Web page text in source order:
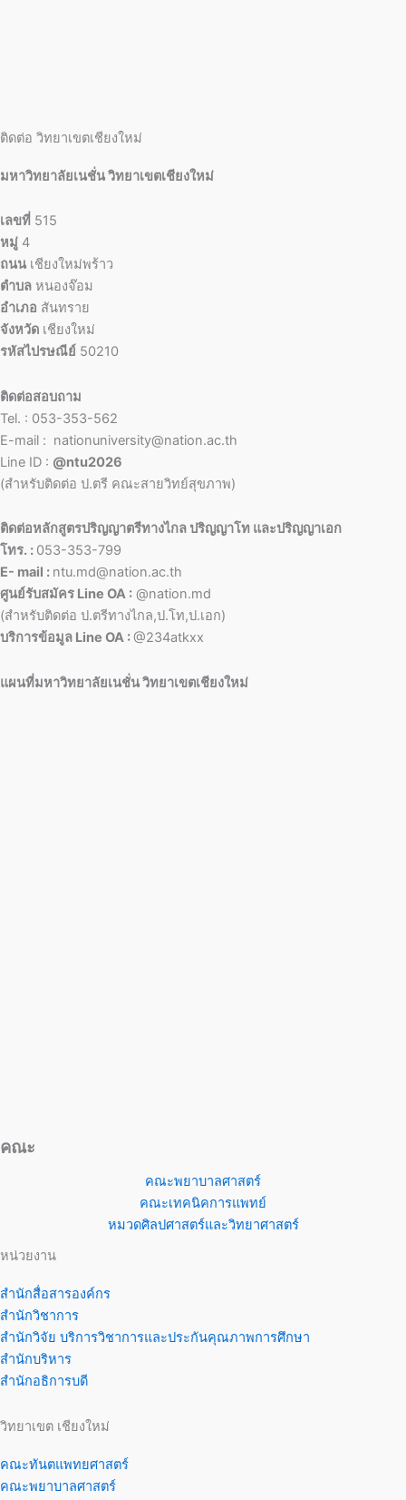
ติดต่อ วิทยาเขตเชียงใหม่
มหาวิทยาลัยเนชั่น วิทยาเขตเชียงใหม่
เลขที่ 515
หมู่ 4
ถนน เชียงใหม่พร้าว
ตำบล หนองจ๊อม
อำเภอ สันทราย
จังหวัด เชียงใหม่
รหัสไปรษณีย์ 50210
ติดต่อสอบถาม
Tel. : 053-353-562
E-mail : nationuniversity@nation.ac.th
Line ID : @ntu2026
(สำหรับติดต่อ ป.ตรี คณะสายวิทย์สุขภาพ)
ติดต่อหลักสูตรปริญญาตรีทางไกล ปริญญาโท และปริญญาเอก
โทร. : 053-353-799
E- mail : ntu.md@nation.ac.th
ศูนย์รับสมัคร Line OA : @nation.md
(สำหรับติดต่อ ป.ตรีทางไกล,ป.โท,ป.เอก)
บริการข้อมูล Line OA :@234atkxx
แผนที่มหาวิทยาลัยเนชั่น วิทยาเขตเชียงใหม่
คณะ
คณะพยาบาลศาสตร์
คณะเทคนิคการแพทย์
หมวดศิลปศาสตร์และวิทยาศาสตร์
หน่วยงาน
สำนักสื่อสารองค์กร
สำนักวิชาการ
สำนักวิจัย บริการวิชาการและประกันคุณภาพการศึกษา
สำนักบริหาร
สำนักอธิการบดี
วิทยาเขต เชียงใหม่
คณะทันตแพทยศาสตร์
คณะพยาบาลศาสตร์